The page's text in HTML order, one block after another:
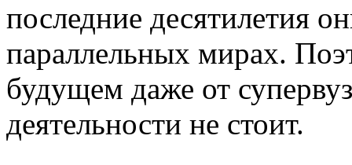
последние десятилетия
параллельных мирах.
будущем даже от
деятельности не стоит.